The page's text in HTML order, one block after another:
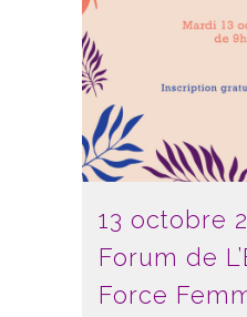
13 octobre
Forum de
Force